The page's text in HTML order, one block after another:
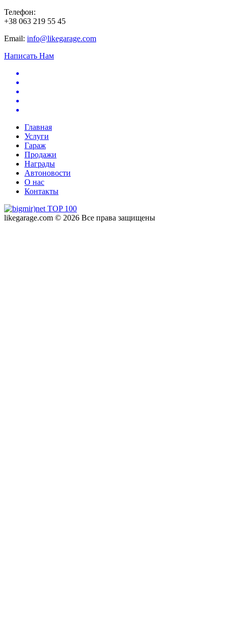
Телефон:
+38 063 219 55 45
Email: info@likegarage.com
Написать Нам
Главная
Услуги
Гараж
Продажи
Награды
Автоновости
О нас
Контакты
likegarage.com © 2026 Все права защищены